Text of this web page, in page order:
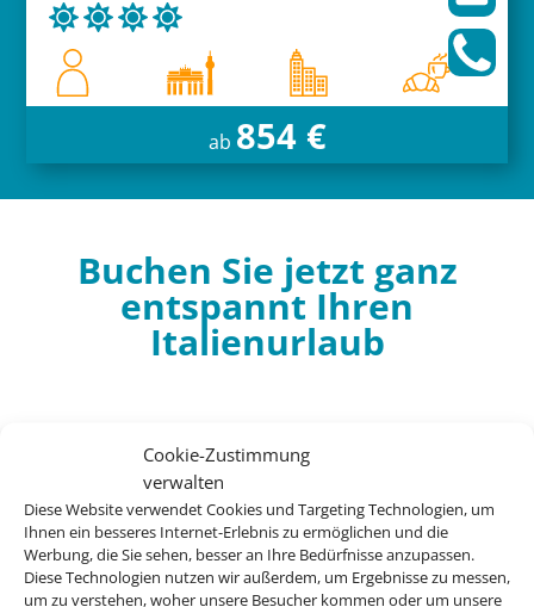
Cookie-Zustimmung
verwalten
Diese Website verwendet Cookies und Targeting Technologien, um
Ihnen ein besseres Internet-Erlebnis zu ermöglichen und die
Werbung, die Sie sehen, besser an Ihre Bedürfnisse anzupassen.
Diese Technologien nutzen wir außerdem, um Ergebnisse zu messen,
um zu verstehen, woher unsere Besucher kommen oder um unsere
ab 854 €
Buchen Sie jetzt ganz
entspannt Ihren
Italienurlaub
Hotel Arno
Miramare di Rimini, Venedig & Nördliche
Adria